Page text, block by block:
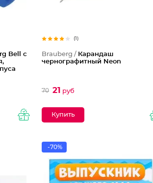
Bell с
(1)
Brauberg / Карандаш
чернографитный Neon
70 21 руб
-70%